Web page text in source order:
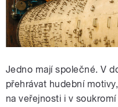
Jedno mají společné. V
přehrávat hudební
na veřejnosti i v